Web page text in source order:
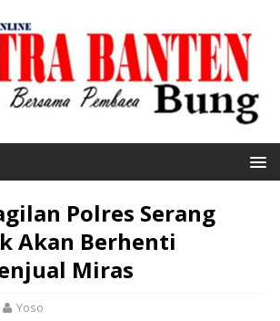
Polres Serang
Akan Berhenti
Miras
Yoso